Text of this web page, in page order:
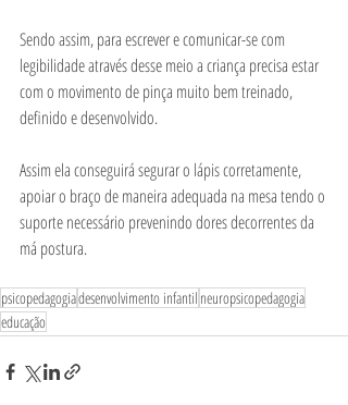
Sendo assim, para escrever e comunicar-se com
legibilidade através desse meio a criança precisa estar
com o movimento de pinça muito bem treinado,
definido e desenvolvido.
Assim ela conseguirá segurar o lápis corretamente,
apoiar o braço de maneira adequada na mesa tendo o
suporte necessário prevenindo dores decorrentes da
má postura.
psicopedagogiadesenvolvimento infantil neuropsicopedagogia
educação